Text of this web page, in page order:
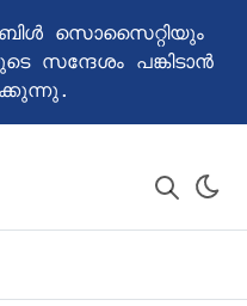
സൊസൈറ്റിയും
സന്ദേശം പങ്കിടാൻ